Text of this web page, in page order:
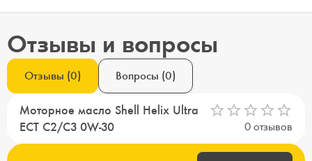
Отзывы и вопросы
Отзывы (0) Вопросы (0)
Моторное масло Shell Helix Ultra
ECT C2/C3 0W-30
0отзывов